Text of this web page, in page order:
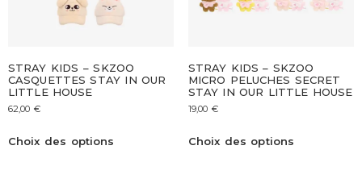
STRAY KIDS – SKZOO
CASQUETTES STAY IN OUR
LITTLE HOUSE
62,00 €
Choix des options
STRAY KIDS – SKZOO
MICRO PELUCHES SECRET
STAY IN OUR LITTLE HOUSE
19,00 €
Choix des options